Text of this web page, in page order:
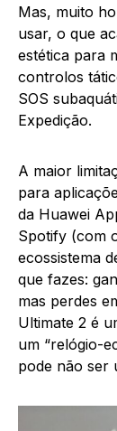
Mas, muito
usar, o que
estética para
controlos
SOS
Expedição.
A maior
para
da Huawei
Spotify (com
ecossistema
que fazes:
mas perdes
Ultimate 2 é
um “relógio-
pode não ser